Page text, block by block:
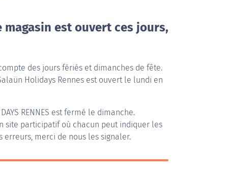
est ouvert ces jours,
des jours fériés et dimanches de fête.
Holidays Rennes est ouvert le lundi en
RENNES est fermé le dimanche.
site participatif où chacun peut indiquer les
erreurs, merci de nous les signaler.